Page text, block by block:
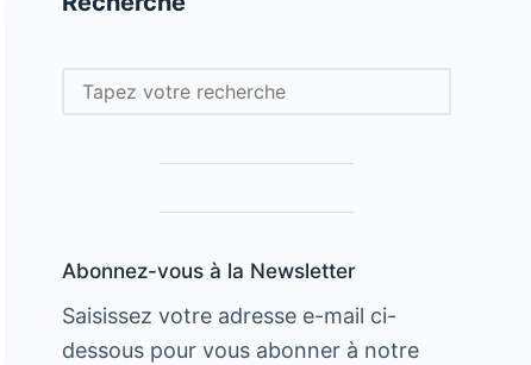
Rechercher
Abonnez-vous à la Newsletter
Saisissez votre adresse e-mail ci-
dessous pour vous abonner à notre